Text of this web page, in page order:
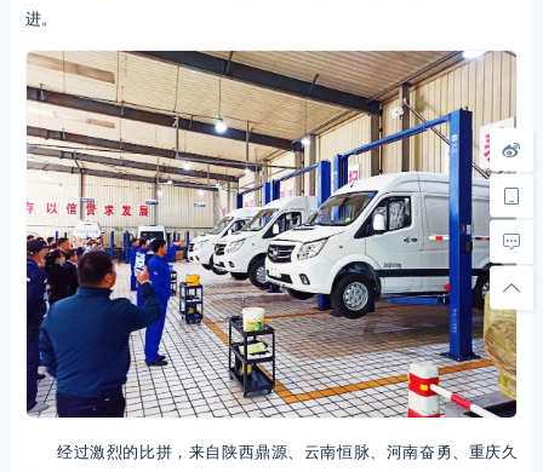
进。
经过激烈的比拼，来自陕西鼎源、云南恒脉、河南奋勇、重庆久